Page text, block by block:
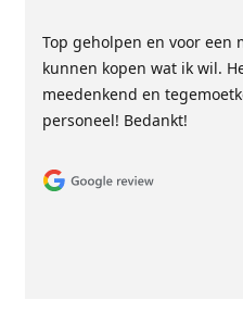
Top geholpen en voor een
kunnen kopen wat ik wil.
meedenkend en
personeel! Bedankt!